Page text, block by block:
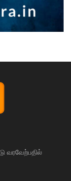
வரவேற்பதில்